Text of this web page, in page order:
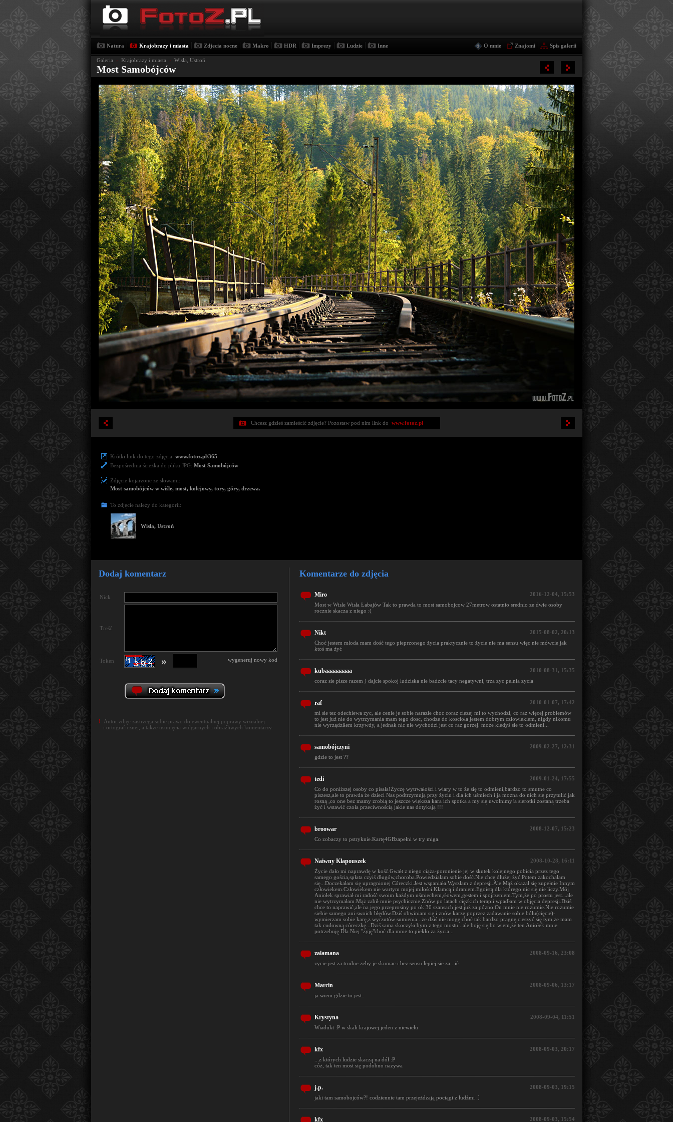
Natura Krajobrazy i miasta Zdjecia nocne Makro HDR Imprezy Ludzie Inne O mnie Znajomi Spis galerii
Galeria › Krajobrazy i miasta › Wisła, Ustroń
Most Samobójców
Chcesz gdzieś zamieścić zdjęcie? Pozostaw pod nim link do www.fotoz.pl
Krótki link do tego zdjęcia: www.fotoz.pl/365
Bezpośrednia ścieżka do pliku JPG: Most Samobójców
Zdjęcie kojarzone ze słowami:
Most samobójców w wiśle, most, kolejowy, tory, góry, drzewa.
To zdjęcie należy do kategorii:
Wisła, Ustroń
Dodaj komentarz
Nick
Treść
Token wygeneruj nowy kod
»
! Autor zdjęc zastrzega sobie prawo do ewentualnej poprawy wizualnej
i ortograficznej, a także usunięcia wulgarnych i obraźliwych komentarzy.
Komentarze do zdjęcia
Miro
2016-12-04, 15:53
Most w Wisle Wisła Łabajów Tak to prawda to most samobojcow 27metrow ostatnio srednio ze dwie osoby
rocznie skacza z niego :(
Nikt
2015-08-02, 20:13
Choć jestem młoda mam dość tego pieprzonego życia praktycznie to życie nie ma sensu więc nie mówcie jak
ktoś ma żyć
kubaaaaaaaaa
2010-08-31, 15:35
coraz sie pisze razem ) dajcie spokoj ludziska nie badzcie tacy negatywni, trza zyc pelnia zycia
raf
2010-01-07, 17:42
mi sie tez odechiewa zyc, ale cenie je sobie narazie choc coraz cięzej mi to wychodzi, co raz więcej problemów
to jest już nie do wytrzymania mam tego dosc, chodze do koscioła jestem dobrym człowiekiem, nigdy nikomu
nie wyrządziłem krzywdy, a jednak nic nie wychodzi jest co raz gorzej. może kiedyś sie to odmieni...
samobójczyni
2009-02-27, 12:31
gdzie to jest ??
tedi
2009-01-24, 17:55
Co do poniższej osoby co pisała!Życzę wytrwałości i wiary w to że się to odmieni,bardzo to smutne co
piszesz,ale to prawda że dzieci Nas podtrzymują przy życiu i dla ich uśmiech i ja można do nich się przytulić jak
rosną ,co one bez mamy zrobią to jeszcze większa kara ich spotka a my się uwolnimy!a sierotki zostaną trzeba
żyć i wstawić czoła przeciwnością jakie nas dotykają !!!
broowar
2008-12-07, 15:23
Co zobaczy to pstryknie.Kartę4GBzapełni w try miga.
Naiwny Klapouszek
2008-10-28, 16:11
Życie dało mi naprawdę w kość.Gwałt z niego ciąża-poronienie jej w skutek kolejnego pobicia przez tego
samego gościa,spłata czyiś długów,choroba.Powiedziałam sobie dość.Nie chcę dłużej żyć.Potem zakochałam
się...Doczekałam się upragnionej Córeczki.Jest wspaniała.Wyszłam z depresji.Ale Mąż okazał się zupełnie Innym
człowiekem.Człowiekem nie wartym mojej miłości.Kłamcą i draniem.Egoistą dla którego nic się nie liczy.Mój
Aniołek sprawiał mi radość swoim każdym uśmiechem,słowem,gestem i spojrzeniem.Tym,że po prostu jest...ale
nie wytrzymałam.Mąż zabił mnie psychicznie.Znów po latach ciężkich terapii wpadłam w objęcia depresji.Dziś
chce to naprawić,ale na jego przeprosiny po ok 30 szansach jest już za pózno.On mnie nie rozumie.Nie rozumie
siebie samego ani swoich błędów.Dziś obwiniam się i znów karzę poprzez zadawanie sobie bólu(cięcie)-
wymierzam sobie karę,z wyrzutów sumienia...że dziś nie mogę choć tak bardzo pragnę,cieszyć się tym,że mam
tak cudowną córeczkę...Dziś sama skoczyła bym z tego mostu...ale boję się,bo wiem,że ten Aniołek mnie
potrzebuję.Dla Niej "żyję"choć dla mnie to piekło za życia...
załamana
2008-09-16, 23:08
zycie jest za trudne zeby je skumac i bez sensu lepiej sie za...ić
Marcin
2008-09-06, 13:17
ja wiem gdzie to jest..
Krystyna
2008-09-04, 11:51
Wiadukt :P w skali krajowej jeden z niewielu
kfx
2008-09-03, 20:17
...z których ludzie skaczą na dół :P
cóż, tak ten most się podobno nazywa
j.p.
2008-09-03, 19:15
jaki tam samobojców?! codziennie tam przejeżdżają pociągi z ludźmi :]
kfx 2008-09-03, 15:54